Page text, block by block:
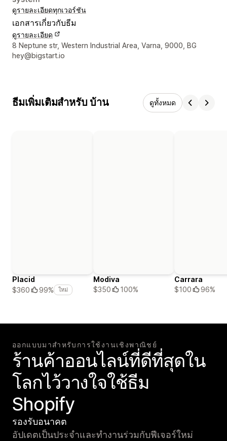
ดูรายละเอียดทุกเวอร์ชัน
เอกสารเกี่ยวกับธีม
ดูรายละเอียด
รายละเอียดการติดต่อผู้ออกแบบ
8 Neptune str, Western Industrial Area, Varna, 9000, BG
hey@bigstart.io
ธีมเพิ่มเติมสำหรับ บ้าน ดูทั้งหมด
Placid
$360
99% ใหม่
Modiva
$350
100%
Carrara
$100
96%
ออกแบบมาสำหรับการใช้งานเชิงพาณิชย์
ร้านค้าออนไลน์ที่ดีที่สุดใน
โลกไว้วางใจใช้ธีม
Shopify
รองรับอนาคต
อัปเดตเป็นประจำและทำงานร่วมกับฟีเจอร์ใหม่